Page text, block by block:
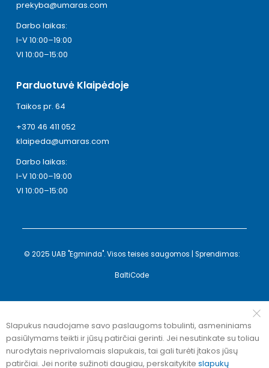
prekyba@umaras.com
Darbo laikas:
I-V 10:00–19:00
VI 10:00–15:00
Parduotuvė Klaipėdoje
Taikos pr. 64
+370 46 411 052
klaipeda@umaras.com
Darbo laikas:
I-V 10:00–19:00
VI 10:00–15:00
© 2025 UAB "Egminda". Visos teisės saugomos | Sprendimas:
BaltiCode
Slapukus naudojame savo paslaugoms tobulinti, asmeniniams
pasiūlymams teikti ir jūsų patirčiai gerinti. Jei nesutinkate su toliau
nurodytais neprivalomais slapukais, tai gali turėti įtakos jūsų
patirčiai. Jei norite sužinoti daugiau, perskaitykite slapukų